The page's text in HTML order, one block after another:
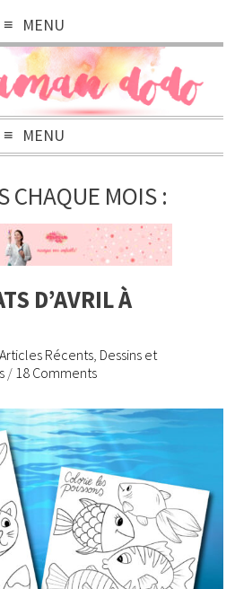
MENU
MENU
CHAQUE MOIS :
D’AVRIL À
Articles Récents Dessins et
/ 18 Comments